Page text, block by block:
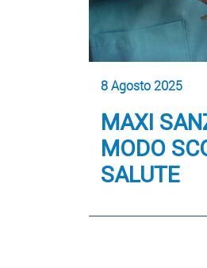
8 Agosto 2025
MAXI
MODO
SALUTE